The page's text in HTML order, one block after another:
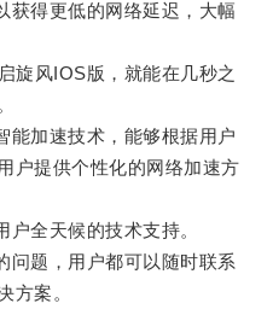
得更低的网络延迟，大幅
风IOS版，就能在几秒之
加速技术，能够根据用户
户提供个性化的网络加速方
全天候的技术支持。
题，用户都可以随时联系
方案。